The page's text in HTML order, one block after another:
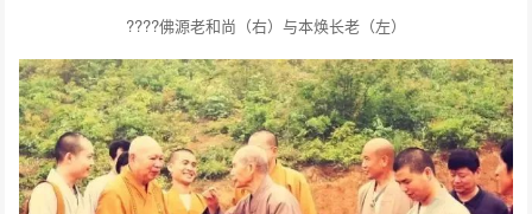
????佛源老和尚（右）与本焕长老（左）